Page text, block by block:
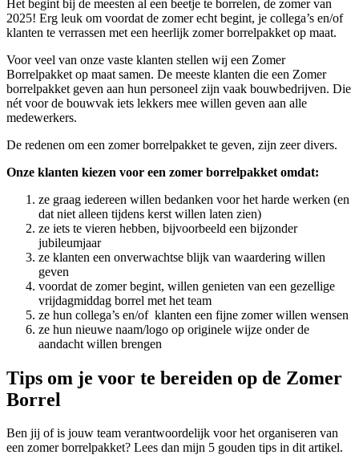
Het begint bij de meesten al een beetje te borrelen, de zomer van
2025! Erg leuk om voordat de zomer echt begint, je collega’s en/of
klanten te verrassen met een heerlijk zomer borrelpakket op maat.
Voor veel van onze vaste klanten stellen wij een Zomer
Borrelpakket op maat samen. De meeste klanten die een Zomer
borrelpakket geven aan hun personeel zijn vaak bouwbedrijven. Die
nét voor de bouwvak iets lekkers mee willen geven aan alle
medewerkers.
De redenen om een zomer borrelpakket te geven, zijn zeer divers.
Onze klanten kiezen voor een zomer borrelpakket omdat:
ze graag iedereen willen bedanken voor het harde werken (en
dat niet alleen tijdens kerst willen laten zien)
ze iets te vieren hebben, bijvoorbeeld een bijzonder
jubileumjaar
ze klanten een onverwachtse blijk van waardering willen
geven
voordat de zomer begint, willen genieten van een gezellige
vrijdagmiddag borrel met het team
ze hun collega’s en/of klanten een fijne zomer willen wensen
ze hun nieuwe naam/logo op originele wijze onder de
aandacht willen brengen
Tips om je voor te bereiden op de Zomer
Borrel
Ben jij of is jouw team verantwoordelijk voor het organiseren van
een zomer borrelpakket? Lees dan mijn 5 gouden tips in dit artikel.